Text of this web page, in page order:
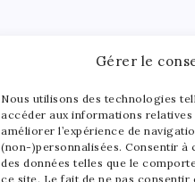
Gérer le
Nous utilisons des technologies
accéder aux informations
améliorer l’expérience de
(non-)personnalisées. Consentir
des données telles que le
ce site. Le fait de ne pas